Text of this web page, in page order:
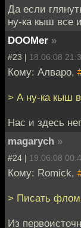
Да если
ну-ка кыш все
DOOMer »
#23 | 18.06.08
Кому: Алваро,
> А ну-ка кыш
Нас и здесь
magarych »
#24 | 19.06.08
Кому: Romick,
> Писать
Из